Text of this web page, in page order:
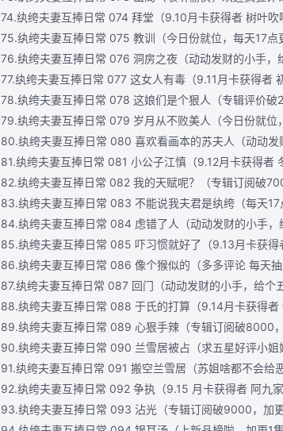
74.纨绔夫妻互捧日常 074 拜堂（9.10月卡获得者 树叶
75.纨绔夫妻互捧日常 075 教训（今日份就位，每天17点
76.纨绔夫妻互捧日常 076 洞房之夜（动动发财的小手，
77.纨绔夫妻互捧日常 077 这女人有毒（9.11月卡获得者
78.纨绔夫妻互捧日常 078 这娘们是个狠人（专辑评价
79.纨绔夫妻互捧日常 079 岁月从不败美人（今日份就位
80.纨绔夫妻互捧日常 080 喜欢看画本的苏夫人（动动
81.纨绔夫妻互捧日常 081 小公子江慎（9.12月卡获得者
82.纨绔夫妻互捧日常 082 我的天赋呢？（专辑订阅破
83.纨绔夫妻互捧日常 083 不能说我夫君是纨绔（每天
84.纨绔夫妻互捧日常 084 虑错了人（动动发财的小手
85.纨绔夫妻互捧日常 085 吓习惯就好了（9.13月卡获得
86.纨绔夫妻互捧日常 086 像个猴似的（多多评论 每天
87.纨绔夫妻互捧日常 087 回门（动动发财的小手，给个
88.纨绔夫妻互捧日常 088 于氏的打算（9.14月卡获得
89.纨绔夫妻互捧日常 089 心狠手辣（专辑订阅破8000
90.纨绔夫妻互捧日常 090 兰雪居被占（求五星好评小姐
91.纨绔夫妻互捧日常 091 搬空兰雪居（苏姐啥都不会给
92.纨绔夫妻互捧日常 092 争执（9.15 月卡获得者 阿九
93.纨绔夫妻互捧日常 093 沾光（专辑订阅破9000，加